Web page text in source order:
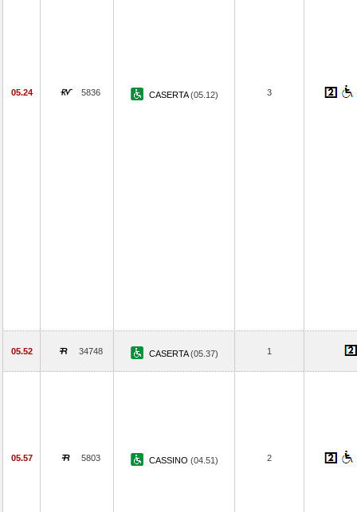
05.24 5836 CASERTA(05.12) 3
05.52 34748 CASERTA(05.37) 1
05.57 5803 CASSINO (04.51) 2